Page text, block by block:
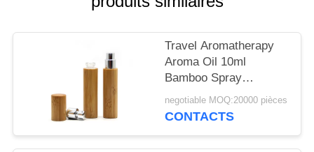
CONTACTEZ-
NOUS
NOUVELLES
Travel Aromatherapy
Aroma Oil 10ml
Bamboo Spray
Perfume Bottle With
Screw Spray Cap
negotiable MOQ:20000 pièces
CONTACTS